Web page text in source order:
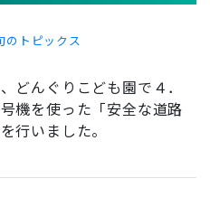
のトピックス
どんぐりこども園で４．
機を使った「安全な道路
行いました。